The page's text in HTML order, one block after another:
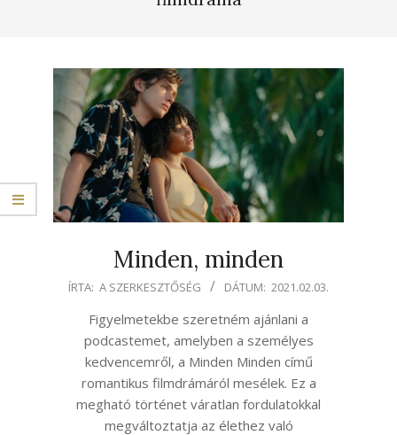
Minden, minden
2021-
ÍRTA: A SZERKESZTŐSÉG DÁTUM: 2021.02.03.
Figyelmetekbe szeretném ajánlani a
podcastemet, amelyben a személyes
kedvencemről, a Minden Minden című
romantikus filmdrámáról mesélek. Ez a
megható történet váratlan fordulatokkal
megváltoztatja az élethez való